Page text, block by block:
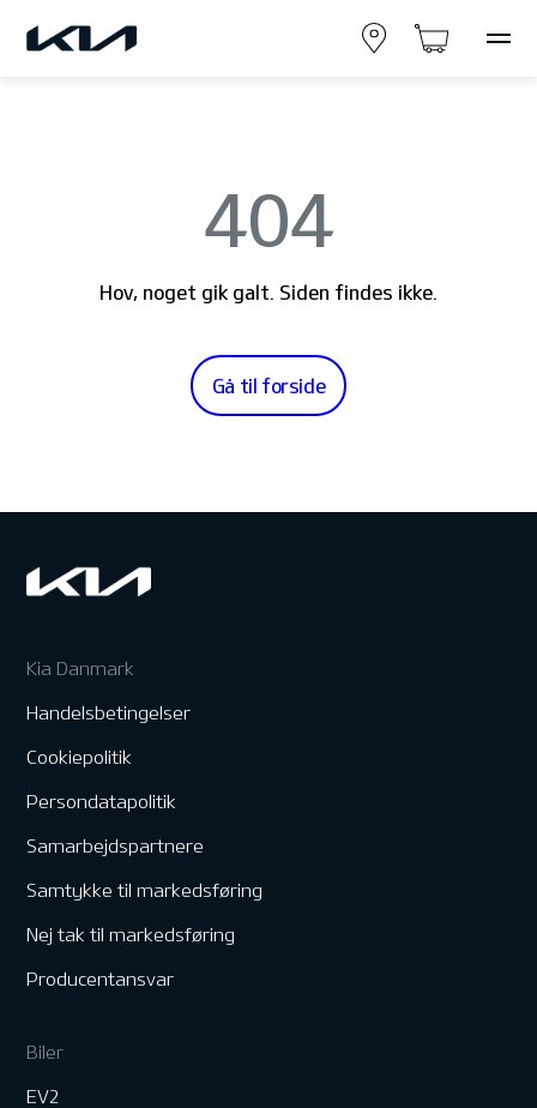
404
Hov, noget gik galt. Siden findes ikke.
Gå til forside
Kia Danmark
Handelsbetingelser
Cookiepolitik
Persondatapolitik
Samarbejdspartnere
Samtykke til markedsføring
Nej tak til markedsføring
Producentansvar
Biler
EV2